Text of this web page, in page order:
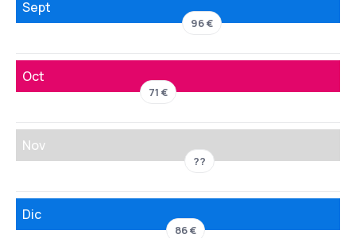
Sept
96 €
Oct
71 €
Nov
??
Dic
86 €